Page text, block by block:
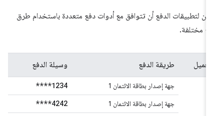
لتطبيقات الدفع أن تتوافق مع أدوات دفع متعددة باستخدام طرق
مختلفة.
العميل طريقة الدفع وسيلة الدفع
جهة إصدار بطاقة الائتمان 1 ****1234
جهة إصدار بطاقة الائتمان 1 ****4242